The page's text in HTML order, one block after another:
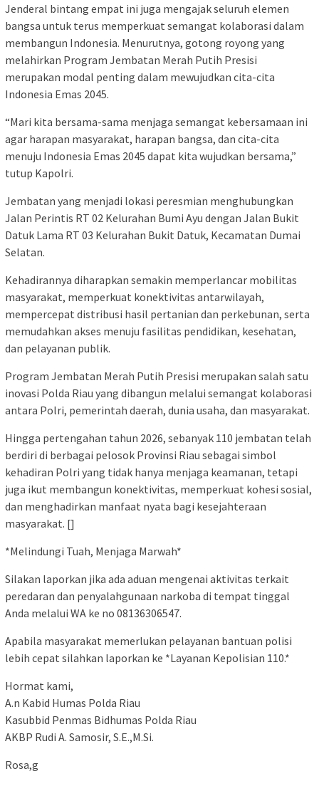
Jenderal bintang empat ini juga mengajak seluruh elemen
bangsa untuk terus memperkuat semangat kolaborasi dalam
membangun Indonesia. Menurutnya, gotong royong yang
melahirkan Program Jembatan Merah Putih Presisi
merupakan modal penting dalam mewujudkan cita-cita
Indonesia Emas 2045.
“Mari kita bersama-sama menjaga semangat kebersamaan ini
agar harapan masyarakat, harapan bangsa, dan cita-cita
menuju Indonesia Emas 2045 dapat kita wujudkan bersama,”
tutup Kapolri.
Jembatan yang menjadi lokasi peresmian menghubungkan
Jalan Perintis RT 02 Kelurahan Bumi Ayu dengan Jalan Bukit
Datuk Lama RT 03 Kelurahan Bukit Datuk, Kecamatan Dumai
Selatan.
Kehadirannya diharapkan semakin memperlancar mobilitas
masyarakat, memperkuat konektivitas antarwilayah,
mempercepat distribusi hasil pertanian dan perkebunan, serta
memudahkan akses menuju fasilitas pendidikan, kesehatan,
dan pelayanan publik.
Program Jembatan Merah Putih Presisi merupakan salah satu
inovasi Polda Riau yang dibangun melalui semangat kolaborasi
antara Polri, pemerintah daerah, dunia usaha, dan masyarakat.
Hingga pertengahan tahun 2026, sebanyak 110 jembatan telah
berdiri di berbagai pelosok Provinsi Riau sebagai simbol
kehadiran Polri yang tidak hanya menjaga keamanan, tetapi
juga ikut membangun konektivitas, memperkuat kohesi sosial,
dan menghadirkan manfaat nyata bagi kesejahteraan
masyarakat. []
*Melindungi Tuah, Menjaga Marwah*
Silakan laporkan jika ada aduan mengenai aktivitas terkait
peredaran dan penyalahgunaan narkoba di tempat tinggal
Anda melalui WA ke no 08136306547.
Apabila masyarakat memerlukan pelayanan bantuan polisi
lebih cepat silahkan laporkan ke *Layanan Kepolisian 110.*
Hormat kami,
A.n Kabid Humas Polda Riau
Kasubbid Penmas Bidhumas Polda Riau
AKBP Rudi A. Samosir, S.E.,M.Si.
Rosa,g